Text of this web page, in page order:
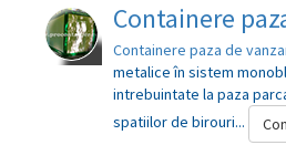
Containere
Containere paza de
metalice în sistem
intrebuintate la paza
spatiilor de birouri...